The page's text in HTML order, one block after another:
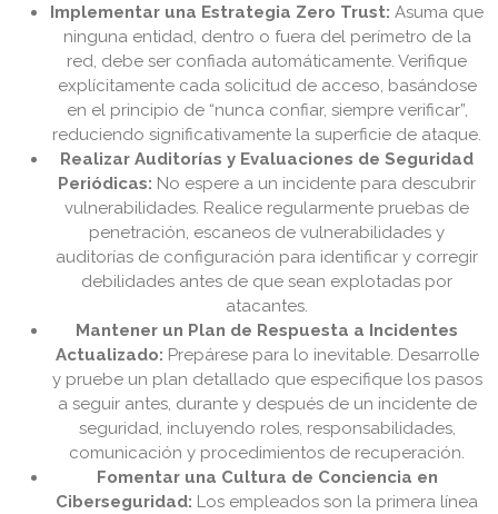
Implementar una Estrategia Zero Trust: Asuma que
ninguna entidad, dentro o fuera del perímetro de la
red, debe ser confiada automáticamente. Verifique
explícitamente cada solicitud de acceso, basándose
en el principio de “nunca confiar, siempre verificar”,
reduciendo significativamente la superficie de ataque.
Realizar Auditorías y Evaluaciones de Seguridad
Periódicas: No espere a un incidente para descubrir
vulnerabilidades. Realice regularmente pruebas de
penetración, escaneos de vulnerabilidades y
auditorías de configuración para identificar y corregir
debilidades antes de que sean explotadas por
atacantes.
Mantener un Plan de Respuesta a Incidentes
Actualizado: Prepárese para lo inevitable. Desarrolle
y pruebe un plan detallado que especifique los pasos
a seguir antes, durante y después de un incidente de
seguridad, incluyendo roles, responsabilidades,
comunicación y procedimientos de recuperación.
Fomentar una Cultura de Conciencia en
Ciberseguridad: Los empleados son la primera línea